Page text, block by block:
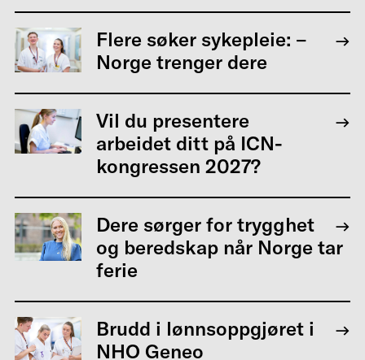
Flere søker sykepleie: –
Norge trenger dere
Vil du presentere
arbeidet ditt på ICN-
kongressen 2027?
Dere sørger for trygghet
og beredskap når Norge tar
ferie
Brudd i lønnsoppgjøret i
NHO Geneo